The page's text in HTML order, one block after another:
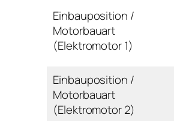
Einbauposition /
Motorbauart
(Elektromotor 1)
Einbauposition /
Motorbauart
(Elektromotor 2)